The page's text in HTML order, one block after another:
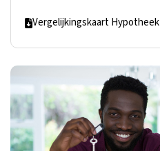
Vergelijkingskaart Hypotheek